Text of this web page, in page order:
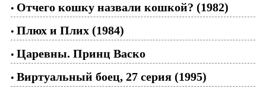
• Отчего кошку назвали кошкой? (1982)
• Плюх и Плих (1984)
• Царевны. Принц Васко
• Виртуальный боец, 27 серия (1995)